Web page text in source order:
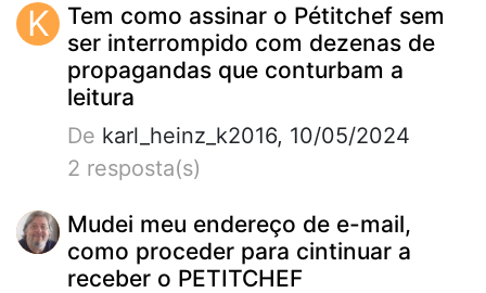
K
Tem como assinar o Pétitchef sem
ser interrompido com dezenas de
propagandas que conturbam a
leitura
De karl_heinz_k2016, 10/05/2024
2 resposta(s)
Mudei meu endereço de e-mail,
como proceder para cintinuar a
receber o PETITCHEF